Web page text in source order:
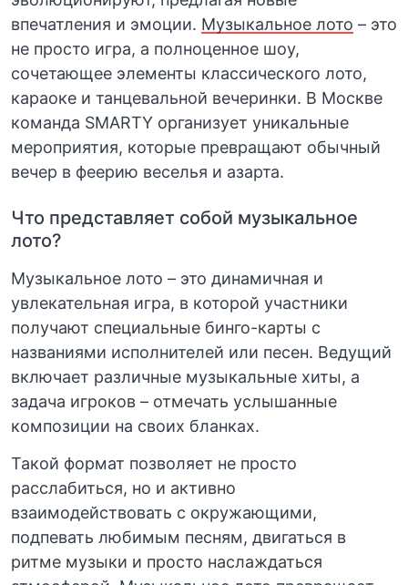
впечатления и эмоции. Музыкальное лото – это
не просто игра, а полноценное шоу,
сочетающее элементы классического лото,
караоке и танцевальной вечеринки. В Москве
команда SMARTY организует уникальные
мероприятия, которые превращают обычный
вечер в феерию веселья и азарта.
Что представляет собой музыкальное
лото?
Музыкальное лото – это динамичная и
увлекательная игра, в которой участники
получают специальные бинго-карты с
названиями исполнителей или песен. Ведущий
включает различные музыкальные хиты, а
задача игроков – отмечать услышанные
композиции на своих бланках.
Такой формат позволяет не просто
расслабиться, но и активно
взаимодействовать с окружающими,
подпевать любимым песням, двигаться в
ритме музыки и просто наслаждаться